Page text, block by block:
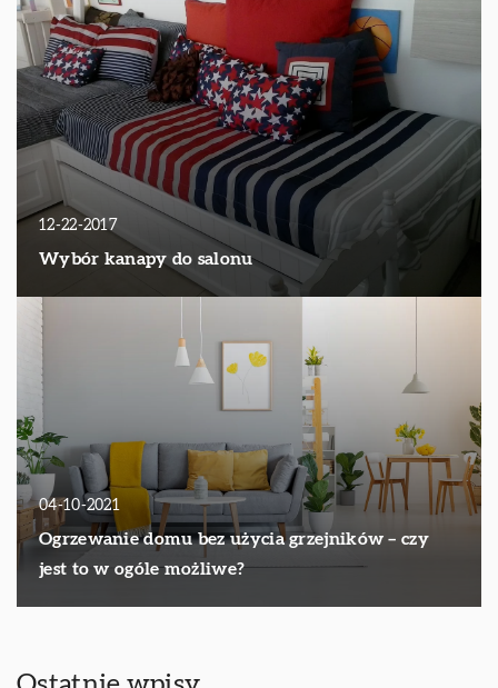
12-22-2017
Wybór kanapy do salonu
04-10-2021
Ogrzewanie domu bez użycia grzejników – czy
jest to w ogóle możliwe?